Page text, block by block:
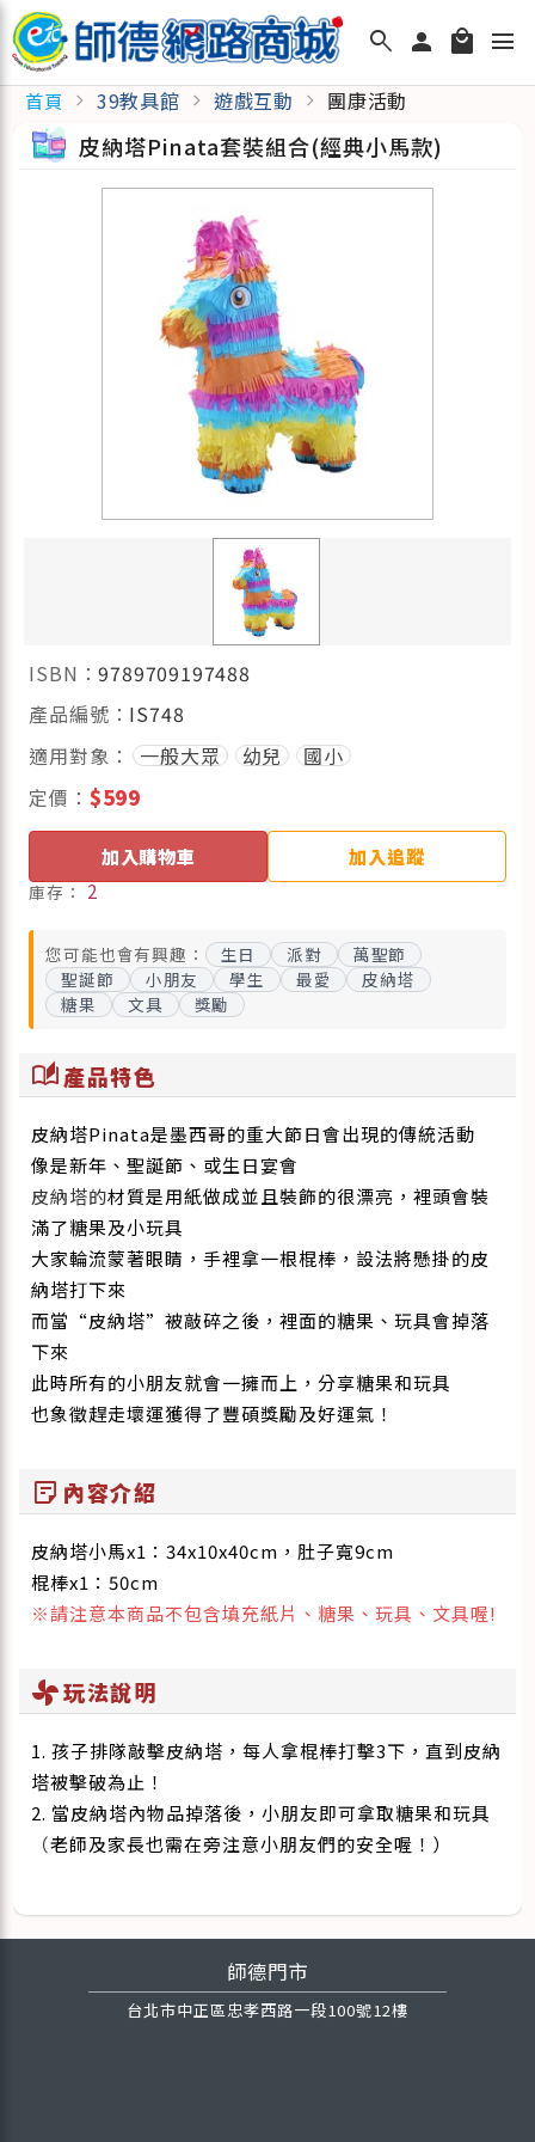
search person local_mall menu
首頁 chevron_right 39教具館 chevron_right 遊戲互動 chevron_right 團康活動
皮納塔Pinata套裝組合(經典小馬款)
ISBN：9789709197488
產品編號： IS748
適用對象：
一般大眾 幼兒
國小
定價： $599
加入購物車 加入追蹤
庫存： 2
您可能也會有興趣： 生日 派對
萬聖節
聖誕節
小朋友 學生 最愛
皮納塔
糖果
文具 獎勵
auto_stories產品特色
皮納塔Pinata是墨西哥的重大節日會出現的傳統活動
像是新年、聖誕節、或生日宴會
皮納塔的材質是用紙做成並且裝飾的很漂亮，裡頭會裝
滿了糖果及小玩具
大家輪流蒙著眼睛，手裡拿一根棍棒，設法將懸掛的皮
納塔打下來
而當“皮納塔”被敲碎之後，裡面的糖果、玩具會掉落
下來
此時所有的小朋友就會一擁而上，分享糖果和玩具
也象徵趕走壞運獲得了豐碩獎勵及好運氣！
sticky_note_2 內容介紹
皮納塔小馬x1：34x10x40cm，肚子寬9cm
棍棒x1：50cm
※請注意本商品不包含填充紙片、糖果、玩具、文具喔!
toys_fan玩法說明
1. 孩子排隊敲擊皮納塔，每人拿棍棒打擊3下，直到皮納
塔被擊破為止！
2. 當皮納塔內物品掉落後，小朋友即可拿取糖果和玩具
（老師及家長也需在旁注意小朋友們的安全喔！）
師德門市
台北市中正區忠孝西路一段100號12樓